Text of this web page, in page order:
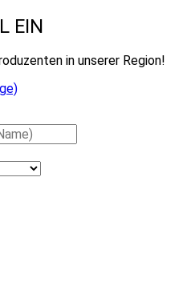
EIN
in unserer Region!